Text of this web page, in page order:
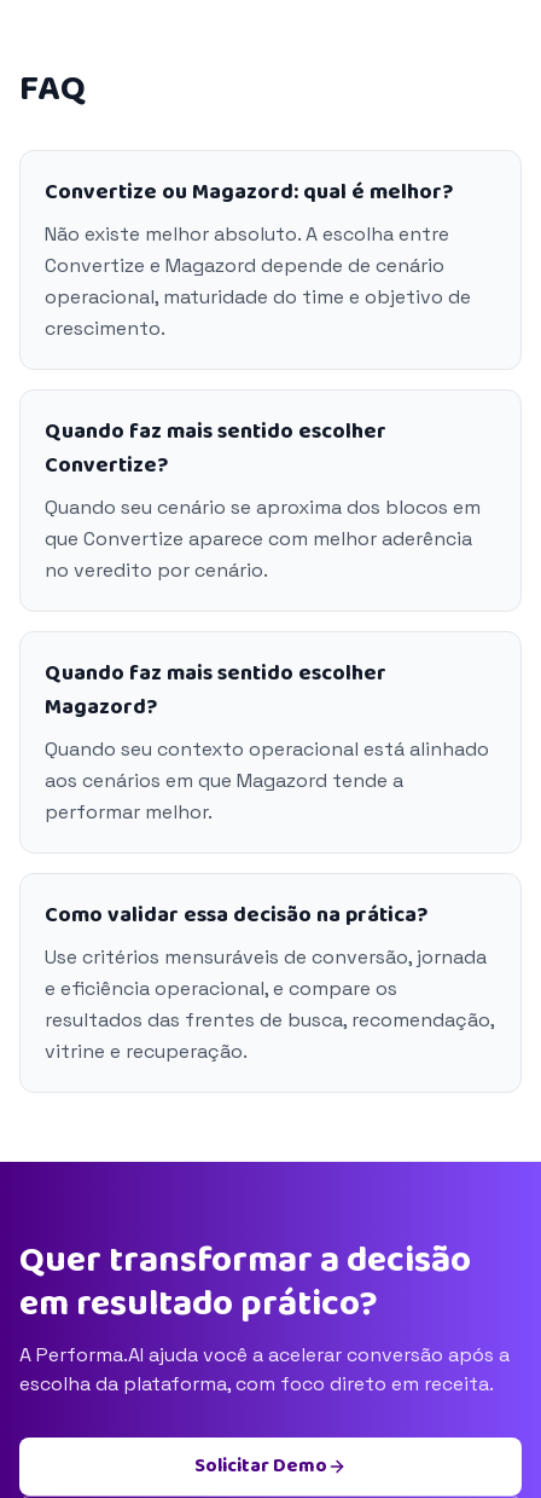
FAQ
Convertize ou Magazord: qual é melhor?
Não existe melhor absoluto. A escolha entre
Convertize e Magazord depende de cenário
operacional, maturidade do time e objetivo de
crescimento.
Quando faz mais sentido escolher
Convertize?
Quando seu cenário se aproxima dos blocos em
que Convertize aparece com melhor aderência
no veredito por cenário.
Quando faz mais sentido escolher
Magazord?
Quando seu contexto operacional está alinhado
aos cenários em que Magazord tende a
performar melhor.
Como validar essa decisão na prática?
Use critérios mensuráveis de conversão, jornada
e eficiência operacional, e compare os
resultados das frentes de busca, recomendação,
vitrine e recuperação.
Quer transformar a decisão
em resultado prático?
A Performa.AI ajuda você a acelerar conversão após a
escolha da plataforma, com foco direto em receita.
Solicitar Demo